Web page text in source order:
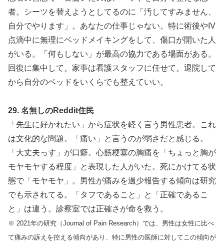
者。シーツを替えようとしてるのに「汚してすみません、
自分でやります」。あなたの仕事じゃない。特に術後やIV
点滴中に無理にベッドメイキングをして、傷口が開いた人
がいる。「何もしない」が最高の協力である場面がある。
回復に集中して。家事は看護スタッフに任せて。退院して
から自分のベッドをいくらでも整えていい。
29. 名無しのReddit住民
「先生に好かれたい」から症状を軽く言う男性患者。これ
は文化的な問題。「痛い」と言うのが弱さだと感じる。
「大丈夫っす」が口癖。心筋梗塞の胸痛を「ちょっと胸が
モヤモヤする程度」と表現した人がいた。死にかけてる状
態で「モヤモヤ」。男性が痛みを過少報告する傾向は研究
でも示されてる。「タフであること」と「正確であるこ
と」は違う。診察室では正確さが命を救う。
※ 2021年の研究（Journal of Pain Research）では、男性は女性に比べ
て痛みの訴えを控える傾向があり、特に男性の医師に対してこの傾向が